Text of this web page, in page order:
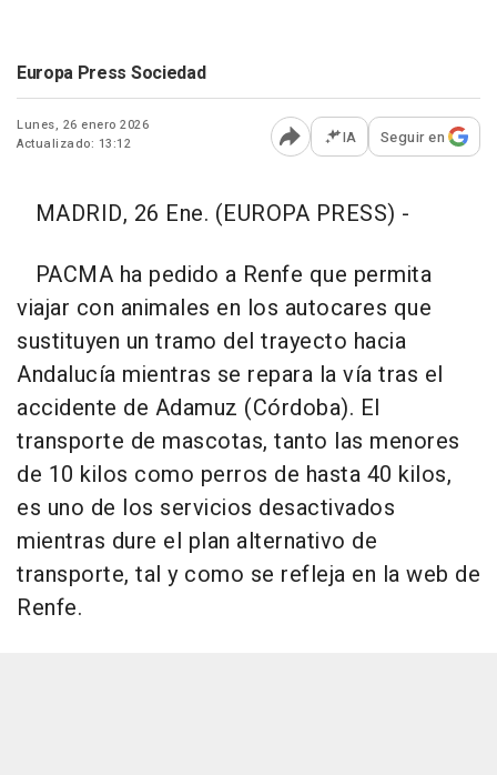
Europa Press Sociedad
Lunes, 26 enero 2026
Actualizado: 13:12
Abrir opciones para
IA Seguir en
MADRID, 26 Ene. (EUROPA PRESS) -
PACMA ha pedido a Renfe que permita
viajar con animales en los autocares que
sustituyen un tramo del trayecto hacia
Andalucía mientras se repara la vía tras el
accidente de Adamuz (Córdoba). El
transporte de mascotas, tanto las menores
de 10 kilos como perros de hasta 40 kilos,
es uno de los servicios desactivados
mientras dure el plan alternativo de
transporte, tal y como se refleja en la web de
Renfe.